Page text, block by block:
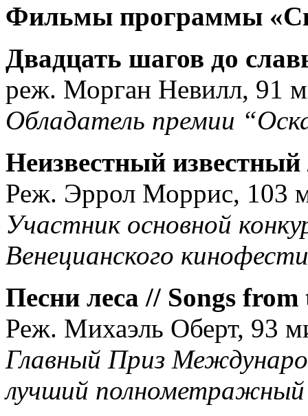
Фильмы программы
Двадцать шагов до
реж. Морган Невилл, 91
Обладатель премии
Неизвестный
Реж. Эррол Моррис, 103
Участник основной
Венецианского
Песни леса // Songs from
Реж. Михаэль Оберт, 93
Главный Приз
лучший